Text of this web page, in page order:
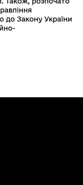
до Закону України